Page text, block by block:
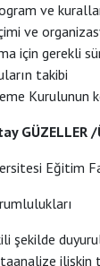
ve
ve
için gerekli
takibi
Kurulunun
GÜZELLER
Eğitim
şekilde
ilişkin